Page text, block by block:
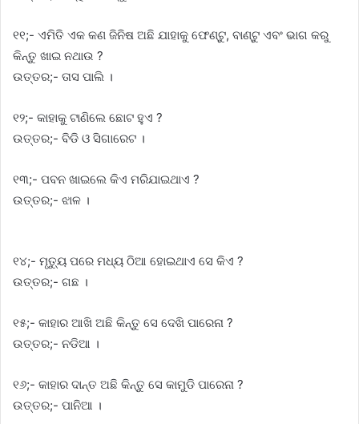
୧୧;- ଏମିତି ଏକ କଣ ଜିନିଷ ଅଛି ଯାହାକୁ ଫେଣ୍ଟୁ, ବାଣ୍ଟୁ ଏବଂ ଭାଗ କରୁ
କିନ୍ତୁ ଖାଇ ନଥାଉ ?
ଉତ୍ତର;- ତାସ ପାଲି ।
୧୨;- କାହାକୁ ଟାଣିଲେ ଛୋଟ ହୁଏ ?
ଉତ୍ତର;- ବିଡି ଓ ସିଗାରେଟ ।
୧୩;- ପବନ ଖାଇଲେ କିଏ ମରିଯାଇଥାଏ ?
ଉତ୍ତର;- ଝାଳ ।
୧୪;- ମୃତ୍ୟୁ ପରେ ମଧ୍ୟ ଠିଆ ହୋଇଥାଏ ସେ କିଏ ?
ଉତ୍ତର;- ଗଛ ।
୧୫;- କାହାର ଆଖି ଅଛି କିନ୍ତୁ ସେ ଦେଖି ପାରେନା ?
ଉତ୍ତର;- ନଡିଆ ।
୧୬;- କାହାର ଦାନ୍ତ ଅଛି କିନ୍ତୁ ସେ କାମୁଡି ପାରେନା ?
ଉତ୍ତର;- ପାନିଆ ।